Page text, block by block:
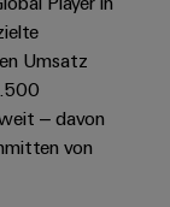
Umsatz
– davon
von